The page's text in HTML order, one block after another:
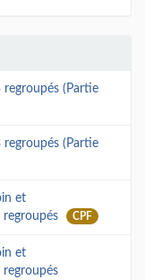
regroupés (Partie
regroupés (Partie
et
CPF
et